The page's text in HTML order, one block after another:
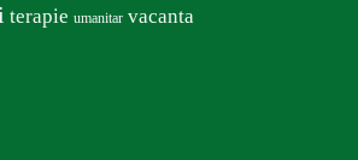
terapie umanitar vacanta